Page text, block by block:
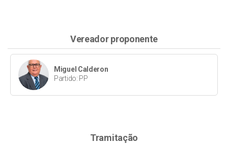
Vereador proponente
Miguel Calderon
Partido: PP
Tramitação